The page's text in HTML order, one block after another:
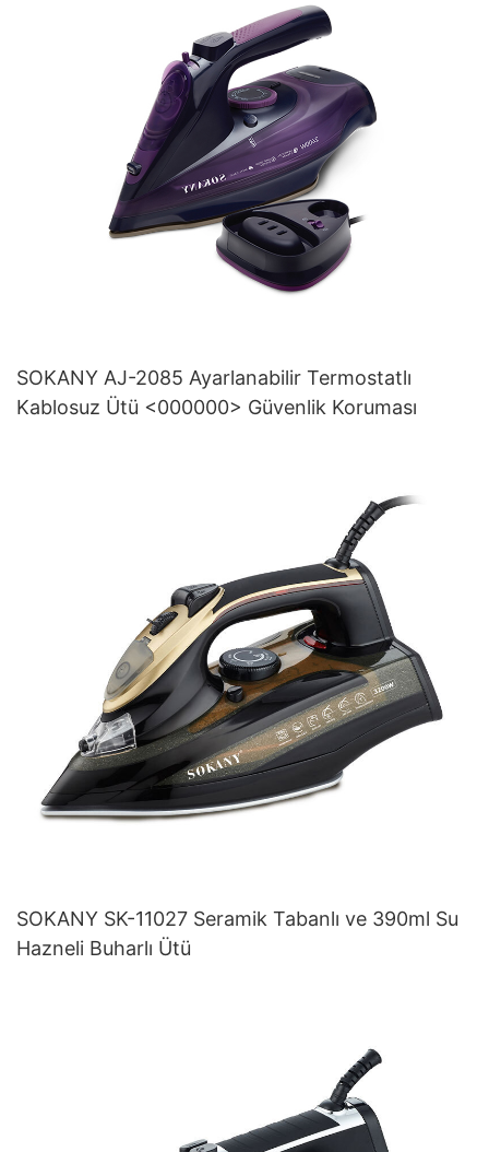
SOKANY AJ-2085 Ayarlanabilir Termostatlı
Kablosuz Ütü <000000> Güvenlik Koruması
SOKANY SK-11027 Seramik Tabanlı ve 390ml Su
Hazneli Buharlı Ütü